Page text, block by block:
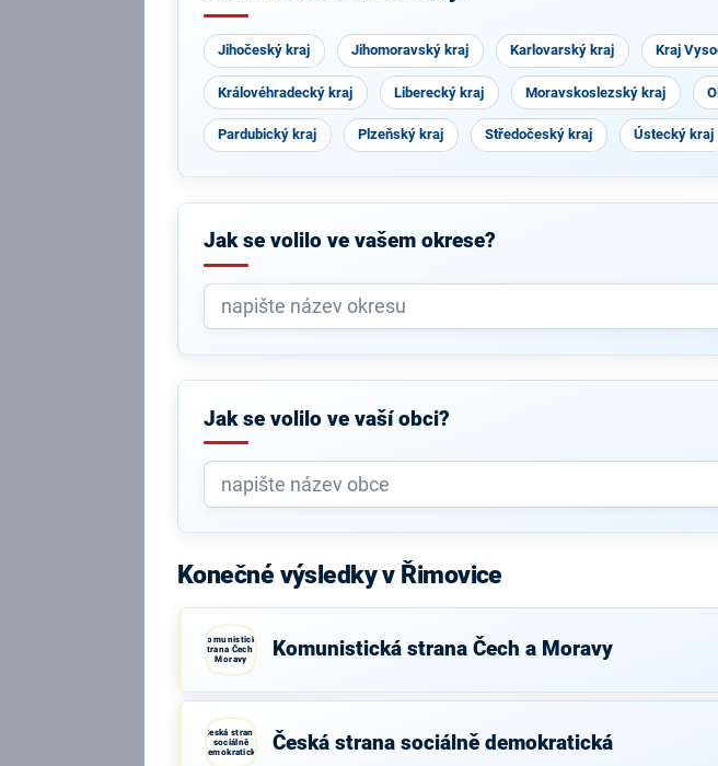
Jihočeský kraj Jihomoravský kraj Karlovarský kraj Kraj
Královéhradecký kraj Liberecký kraj Moravskoslezský kraj
Pardubický kraj Plzeňský kraj Středočeský kraj Ústecký kraj
Jak se volilo ve vašem okrese?
Jak se volilo ve vaší obci?
Konečné výsledky v Řimovice
Komunistická
strana Čech a
Moravy
Komunistická strana Čech a Moravy
Česká strana
sociálně
demokratická
Česká strana sociálně demokratická